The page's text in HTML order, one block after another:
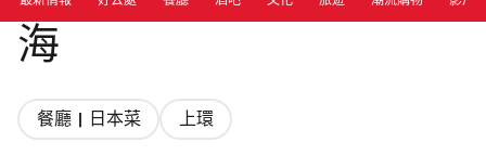
海
餐廳 | 日本菜 上環